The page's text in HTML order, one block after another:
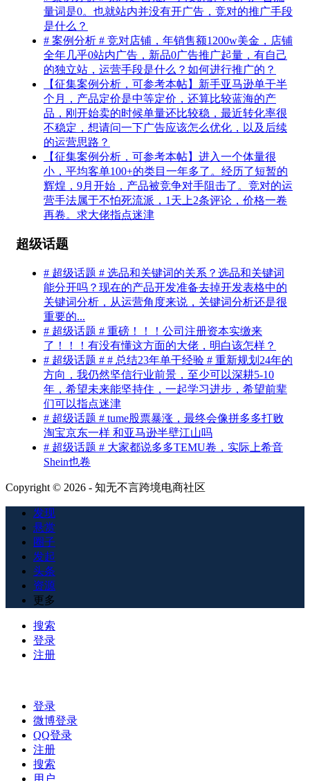
量词是0。也就站内并没有开广告，竞对的推广手段
是什么？
# 案例分析 # 竞对店铺，年销售额1200w美金，店铺
全年几乎0站内广告，新品0广告推广起量，有自己
的独立站，运营手段是什么？如何进行推广的？
【征集案例分析，可参考本帖】新手亚马逊单干半
个月，产品定价是中等定价，还算比较蓝海的产
品，刚开始卖的时候单量还比较稳，最近转化率很
不稳定，想请问一下广告应该怎么优化，以及后续
的运营思路？
【征集案例分析，可参考本帖】进入一个体量很
小，平均客单100+的类目一年多了。经历了短暂的
辉煌，9月开始，产品被竞争对手阻击了。竞对的运
营手法属于不怕死流派，1天上2条评论，价格一卷
再卷。求大佬指点迷津
超级话题
# 超级话题 # 选品和关键词的关系？选品和关键词
能分开吗？现在的产品开发准备去掉开发表格中的
关键词分析，从运营角度来说，关键词分析还是很
重要的...
# 超级话题 # 重磅！！！公司注册资本实缴来
了！！！有没有懂这方面的大佬，明白该怎样？
# 超级话题 # # 总结23年单干经验 # 重新规划24年的
方向，我仍然坚信行业前景，至少可以深耕5-10
年，希望未来能坚持住，一起学习进步，希望前辈
们可以指点迷津
# 超级话题 # tume股票暴涨，最终会像拼多多打败
淘宝京东一样 和亚马逊半壁江山吗
# 超级话题 # 大家都说多多TEMU卷，实际上希音
Shein也卷
Copyright © 2026 - 知无不言跨境电商社区
发现
悬赏
圈子
发起
头条
资源
更多
搜索
登录
注册
登录
微博登录
QQ登录
注册
搜索
用户